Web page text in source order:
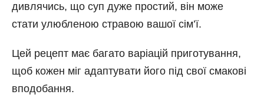
дивлячись, що суп дуже простий, він може
стати улюбленою стравою вашої сім’ї.
Цей рецепт має багато варіацій приготування,
щоб кожен міг адаптувати його під свої смакові
вподобання.